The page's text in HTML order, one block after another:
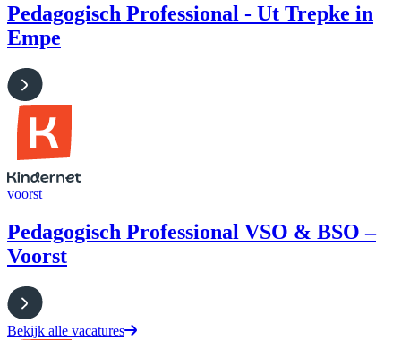
Pedagogisch Professional - Ut Trepke in
Empe
voorst
Pedagogisch Professional VSO & BSO –
Voorst
Bekijk alle vacatures